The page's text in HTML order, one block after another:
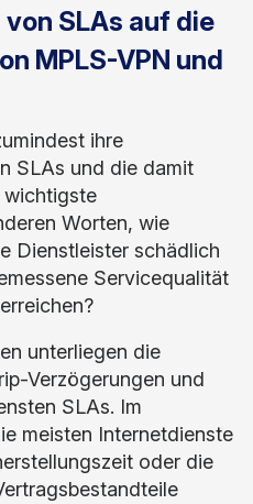
SLAs auf die
MPLS-VPN und
ihre
SLAs und die damit
wichtigste
Worten, wie
Dienstleister schädlich
Servicequalität
unterliegen die
Verzögerungen und
SLAs. Im
meisten Internetdienste
oder die